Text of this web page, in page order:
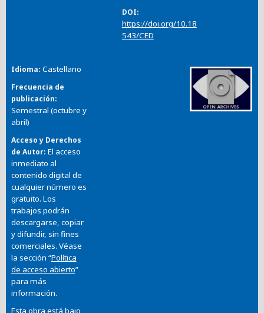
DOI
https://doi.org/10.18
543/CED
Idioma Castellano
Frecuencia de
publicación
Semestral (octubre y
abril)
Acceso y Derechos
de Autor El acceso
inmediato al
contenido digital de
cualquier número es
gratuito. Los
trabajos podrán
descargarse, copiar
y difundir, sin fines
comerciales. Véase
la sección “Política
de acceso abierto”
para más
información.
Esta obra está bajo